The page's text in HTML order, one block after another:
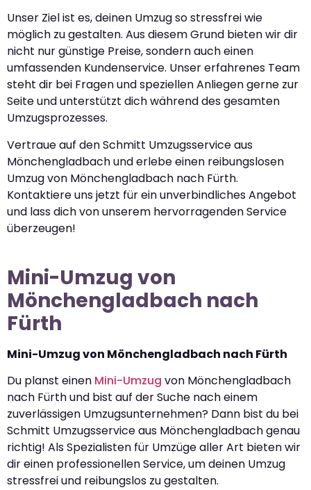
Unser Ziel ist es, deinen Umzug so stressfrei wie
möglich zu gestalten. Aus diesem Grund bieten wir dir
nicht nur günstige Preise, sondern auch einen
umfassenden Kundenservice. Unser erfahrenes Team
steht dir bei Fragen und speziellen Anliegen gerne zur
Seite und unterstützt dich während des gesamten
Umzugsprozesses.
Vertraue auf den Schmitt Umzugsservice aus
Mönchengladbach und erlebe einen reibungslosen
Umzug von Mönchengladbach nach Fürth.
Kontaktiere uns jetzt für ein unverbindliches Angebot
und lass dich von unserem hervorragenden Service
überzeugen!
Mini-Umzug von
Mönchengladbach nach
Fürth
Mini-Umzug von Mönchengladbach nach Fürth
Du planst einen Mini-Umzug von Mönchengladbach
nach Fürth und bist auf der Suche nach einem
zuverlässigen Umzugsunternehmen? Dann bist du bei
Schmitt Umzugsservice aus Mönchengladbach genau
richtig! Als Spezialisten für Umzüge aller Art bieten wir
dir einen professionellen Service, um deinen Umzug
stressfrei und reibungslos zu gestalten.